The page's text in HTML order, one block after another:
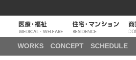
WORKS CONCEPT SCHEDULE